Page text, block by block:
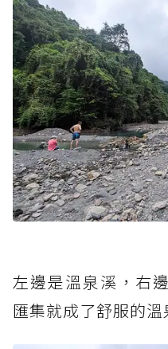
左邊是溫泉溪，右
匯集就成了舒服的溫